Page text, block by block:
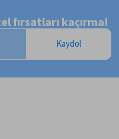
fırsatları kaçırma!
Kaydol